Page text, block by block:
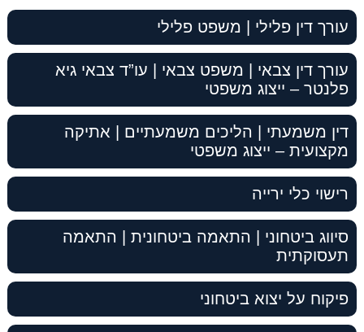
עורך דין פלילי | משפט פלילי
עורך דין צבאי | משפט צבאי | עו”ד צבאי גיא
פלנטר – ייצוג משפטי
דין משמעתי | הליכים משמעתיים | אתיקה
מקצועית – ייצוג משפטי
רישוי כלי ירייה
סיווג ביטחוני | התאמה ביטחונית | התאמה
תעסוקתית
פיקוח על יצוא ביטחוני